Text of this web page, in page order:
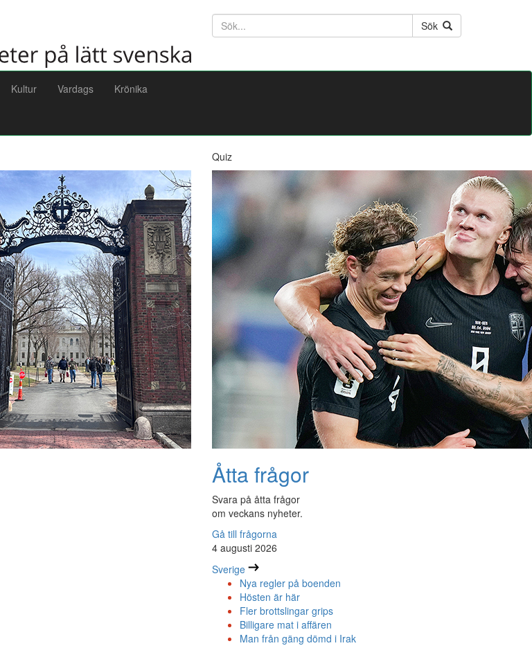
Söktext
Sök
Kultur Vardags Krönika
Quiz
Åtta frågor
Svara på åtta frågor
om veckans nyheter.
Gå till frågorna
4 augusti 2026
Sverige
Nya regler på boenden
Hösten är här
Fler brottslingar grips
Billigare mat i affären
Man från gäng dömd i Irak